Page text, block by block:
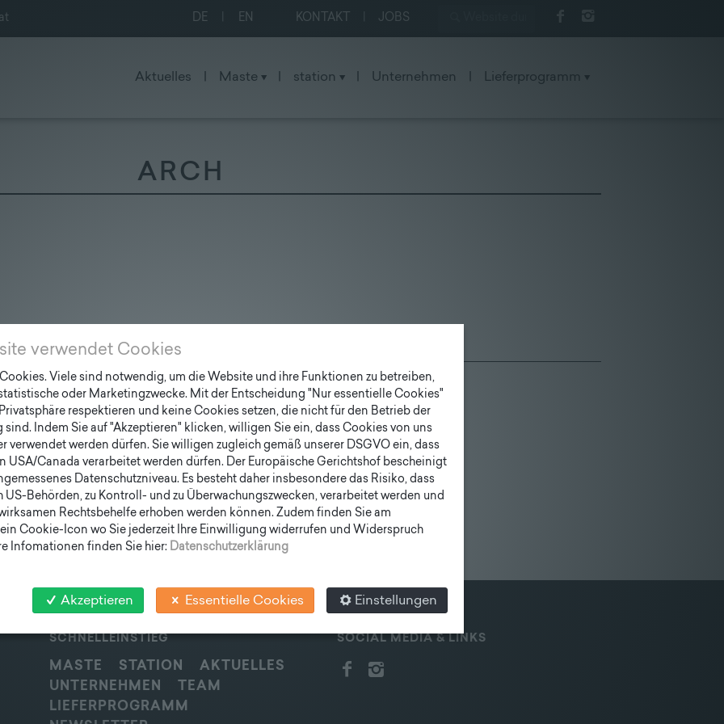
KONTAKT JOBS
DE EN
Aktuelles Maste station Unternehmen Lieferprogramm
ARCH
SCHNELLEINSTIEG
MASTE STATION
AKTUELLES
UNTERNEHMEN
TEAM
LIEFERPROGRAMM
SOCIAL MEDIA & LINKS
verwendet Cookies
Viele sind notwendig, um die Website und ihre Funktionen zu betreiben,
oder Marketingzwecke. Mit der Entscheidung "Nur essentielle Cookies"
respektieren und keine Cookies setzen, die nicht für den Betrieb der
sind. Indem Sie auf "Akzeptieren" klicken, willigen Sie ein, dass Cookies von uns
verwendet werden dürfen. Sie willigen zugleich gemäß unserer DSGVO ein, dass
USA/Canada verarbeitet werden dürfen. Der Europäische Gerichtshof bescheinigt
Datenschutzniveau. Es besteht daher insbesondere das Risiko, dass
US-Behörden, zu Kontroll- und zu Überwachungszwecken, verarbeitet werden und
Rechtsbehelfe erhoben werden können. Zudem finden Sie am
Cookie-Icon wo Sie jederzeit Ihre Einwilligung widerrufen und Widerspruch
Infomationen finden Sie hier: Datenschutzerklärung
Akzeptieren Essentielle Cookies Einstellungen